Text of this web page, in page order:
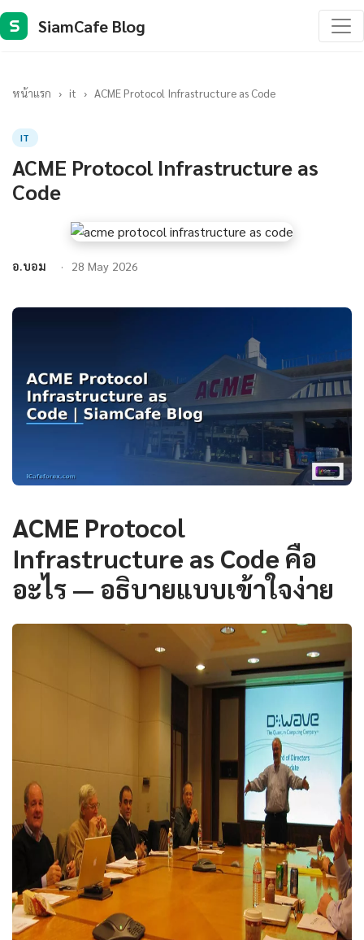
S SiamCafe Blog
หน้าแรก › it › ACME Protocol Infrastructure as Code
IT
ACME Protocol Infrastructure as
Code
อ.บอม 28 May 2026
ACME Protocol
Infrastructure as Code คือ
อะไร — อธิบายแบบเข้าใจง่าย